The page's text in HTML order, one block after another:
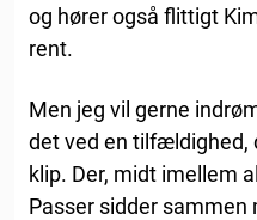
og hører også flittigt
rent.
Men jeg vil gerne
det ved en tilfældighed,
klip. Der, midt imellem
Passer sidder sammen